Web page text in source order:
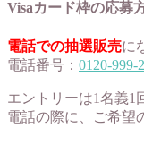
Visaカード枠の応募
電話での抽選販売に
電話番号： 0120-999-
エントリーは1名義1
電話の際に、ご希望